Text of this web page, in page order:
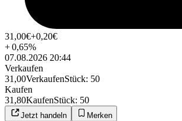
31,00€+0,20€
+0,65%
07.08.2026 20:44
Verkaufen
31,00VerkaufenStück: 50
Kaufen
31,80KaufenStück: 50
Jetzt handeln Merken